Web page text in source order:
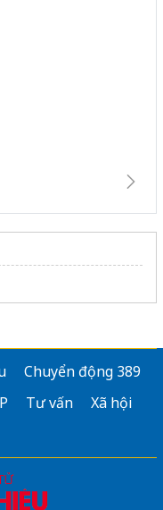
Chuyển động 389
Tư vấn
Xã hội